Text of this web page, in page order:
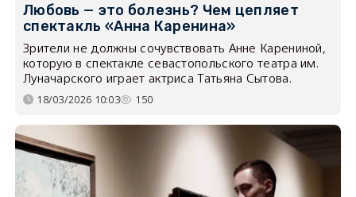
Любовь — это болезнь? Чем цепляет
спектакль «Анна Каренина»
Зрители не должны сочувствовать Анне Карениной,
которую в спектакле севастопольского театра им.
Луначарского играет актриса Татьяна Сытова.
18/03/2026 10:03 150